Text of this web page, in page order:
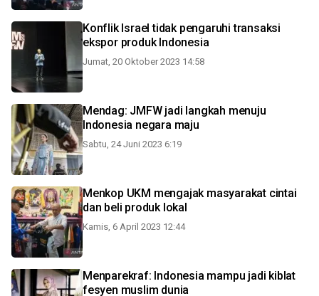
Konflik Israel tidak pengaruhi transaksi
ekspor produk Indonesia
Jumat, 20 Oktober 2023 14:58
Mendag: JMFW jadi langkah menuju
Indonesia negara maju
Sabtu, 24 Juni 2023 6:19
Menkop UKM mengajak masyarakat cintai
dan beli produk lokal
Kamis, 6 April 2023 12:44
Menparekraf: Indonesia mampu jadi kiblat
fesyen muslim dunia